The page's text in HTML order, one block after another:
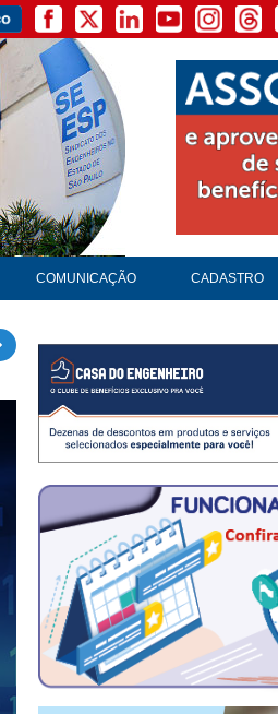
COMUNICAÇÃO CADASTRO